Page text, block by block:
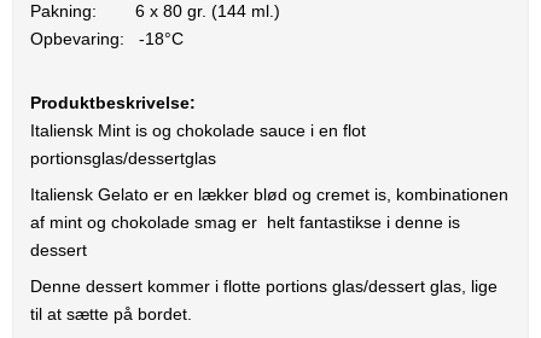
Pakning: 6 x 80 gr. (144 ml.)
Opbevaring: -18°C
Produktbeskrivelse:
Italiensk Mint is og chokolade sauce i en flot
portionsglas/dessertglas
Italiensk Gelato er en lækker blød og cremet is, kombinationen
af mint og chokolade smag er helt fantastikse i denne is
dessert
Denne dessert kommer i flotte portions glas/dessert glas, lige
til at sætte på bordet.